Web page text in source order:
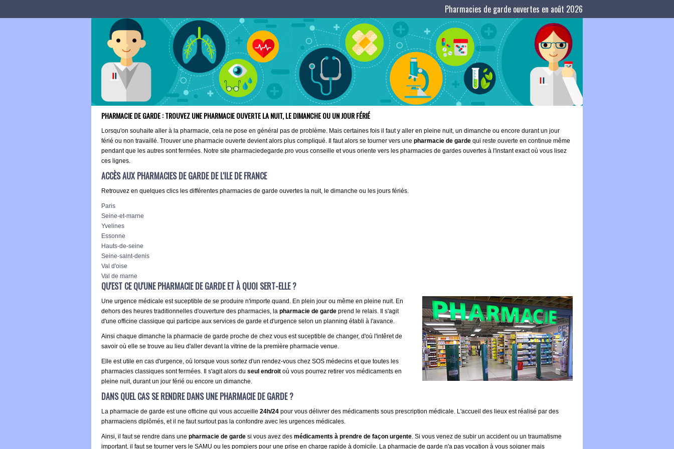
Pharmacies de garde ouvertes en août 2026
PHARMACIE DE GARDE : TROUVEZ UNE PHARMACIE OUVERTE LA NUIT, LE DIMANCHE OU UN JOUR FÉRIÉ
Lorsqu'on souhaite aller à la pharmacie, cela ne pose en général pas de problème. Mais certaines fois il faut y aller en pleine nuit, un dimanche ou encore durant un jour
férié ou non travaillé. Trouver une pharmacie ouverte devient alors plus compliqué. Il faut alors se tourner vers une pharmacie de garde qui reste ouverte en continue même
pendant que les autres sont fermées. Notre site pharmaciedegarde.pro vous conseille et vous oriente vers les pharmacies de gardes ouvertes à l'instant exact où vous lisez
ces lignes.
ACCÈS AUX PHARMACIES DE GARDE DE L'ILE DE FRANCE
Retrouvez en quelques clics les différentes pharmacies de garde ouvertes la nuit, le dimanche ou les jours fériés.
Paris
Seine-et-marne
Yvelines
Essonne
Hauts-de-seine
Seine-saint-denis
Val d'oise
Val de marne
QU'EST CE QU'UNE PHARMACIE DE GARDE ET À QUOI SERT-ELLE ?
Une urgence médicale est suceptible de se produire n'importe quand. En plein jour ou même en pleine nuit. En
dehors des heures traditionnelles d'ouverture des pharmacies, la pharmacie de garde prend le relais. Il s'agit
d'une officine classique qui participe aux services de garde et d'urgence selon un planning établi à l'avance.
Ainsi chaque dimanche la pharmacie de garde proche de chez vous est suceptible de changer, d'où l'intêret de
savoir où elle se trouve au lieu d'aller devant la vitrine de la première pharmacie venue.
Elle est utile en cas d'urgence, où lorsque vous sortez d'un rendez-vous chez SOS médecins et que toutes les
pharmacies classiques sont fermées. Il s'agit alors du seul endroit où vous pourrez retirer vos médicaments en
pleine nuit, durant un jour férié ou encore un dimanche.
DANS QUEL CAS SE RENDRE DANS UNE PHARMACIE DE GARDE ?
La pharmacie de garde est une officine qui vous accueille 24h/24 pour vous délivrer des médicaments sous prescription médicale. L'accueil des lieux est réalisé par des
pharmaciens diplômés, et il ne faut surtout pas la confondre avec les urgences médicales.
Ainsi, il faut se rendre dans une pharmacie de garde si vous avez des médicaments à prendre de façon urgente. Si vous venez de subir un accident ou un traumatisme
important, il faut se tourner vers le SAMU ou les pompiers pour une prise en charge rapide à domicile. La pharmacie de garde n'a pas vocation à vous soigner mais